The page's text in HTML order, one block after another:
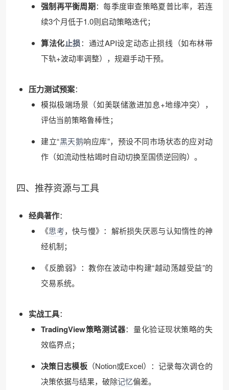
强制再平衡周期：每季度审查策略夏普比率，若连
续3个月低于1.0则启动策略迭代；
算法化止损：通过API设定动态止损线（如布林带
下轨+波动率调整），规避手动干预。
压力测试预案：
模拟极端场景（如美联储激进加息+地缘冲突），
评估当前策略鲁棒性；
建立“黑天鹅响应库”，预设不同市场状态的应对动
作（如流动性枯竭时自动切换至国债逆回购）。
四、推荐资源与工具
经典著作：
《思考，快与慢》：解析损失厌恶与认知惰性的神
经机制；
《反脆弱》：教你在波动中构建“越动荡越受益”的
交易系统。
实战工具：
TradingView策略测试器：量化验证现状策略的失
效临界点；
决策日志模板（Notion或Excel）：记录每次调仓的
决策依据与结果，破除记忆偏差。